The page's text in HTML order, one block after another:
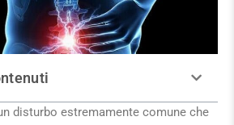
disturbo estremamente comune che